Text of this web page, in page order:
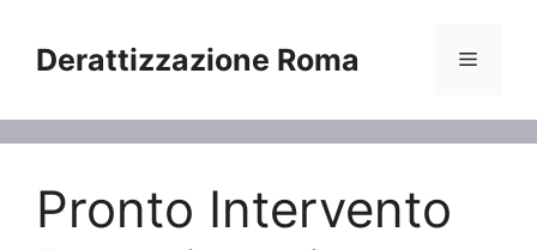
contenuto
Derattizzazione Roma Menu
Pronto Intervento